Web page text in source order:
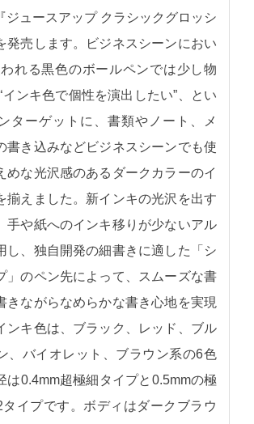
ジュースアップ クラシックグロッシ
発売します。ビジネスシーンにおい
れる黒色のボールペンでは少し物
インキ色で個性を演出したい”、とい
ターゲットに、書類やノート、メ
書き込みなどビジネスシーンでも使
めな光沢感のあるダークカラーのイ
揃えました。新インキの光沢を出す
手や紙へのインキ移りが少ないアル
し、独自開発の細書きに適した「シ
」のペン先によって、スムーズな書
きながらなめらかな書き心地を実現
ンキ色は、ブラック、レッド、ブル
、バイオレット、ブラウン系の6色
は0.4mm超極細タイプと0.5mmの極
イプです。ボディはダークブラウ